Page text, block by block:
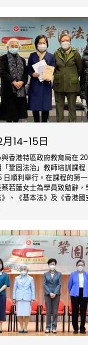
14-15日
香港特區政府教育局在
鞏固法治」教師培訓課程
日順利舉行。在課程的第
若蓮女士為學員致勉辭，
、《基本法》及《香港國